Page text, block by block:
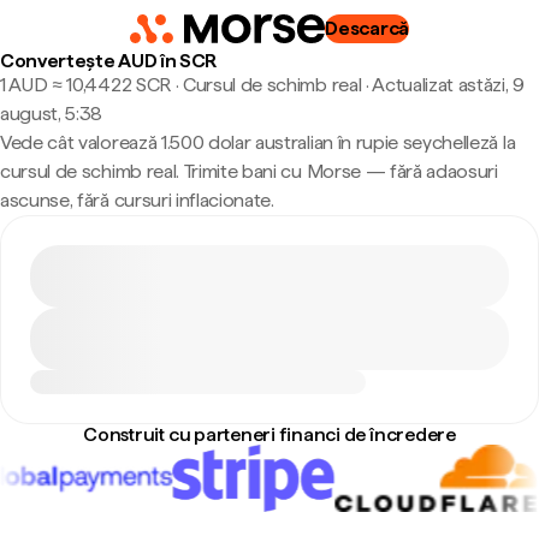
Descarcă
Convertește AUD în SCR
1 AUD ≈ 10,4422 SCR · Cursul de schimb real ·Actualizat astăzi, 9
august, 5:38
Vede cât valorează 1.500 dolar australian în rupie seychelleză la
cursul de schimb real. Trimite bani cu Morse — fără adaosuri
ascunse, fără cursuri inflacionate.
Construit cu parteneri financi de încredere